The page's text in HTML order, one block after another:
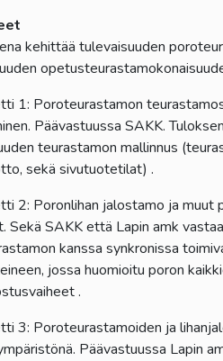
kehittää tulevaisuuden
1: Poroteurastamon
Päävastuussa SAKK.
teurastamon mallinnus
sekä sivutuotetilat) .
2: Poronlihan jalostamo ja
Sekä SAKK että Lapin amk
kanssa synkronissa
jossa huomioitu poron
.
3: Poroteurastamoiden ja
Päävastuussa Lapin